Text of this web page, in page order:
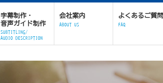
字幕制作・
音声ガイド制作
SUBTITLING/
AUDIO DESCRIPTION
会社案内
ABOUT US
よくあるご質問
FAQ